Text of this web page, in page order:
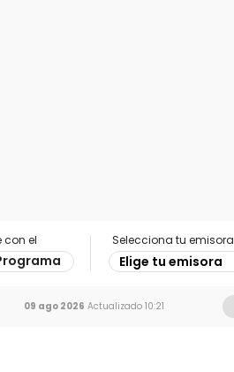
con el Selecciona tu emisora
Elige tu emisora
09 ago 2026 Actualizado 10:21